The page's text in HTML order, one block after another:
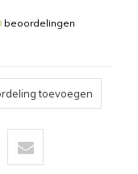
beoordelingen
toevoegen